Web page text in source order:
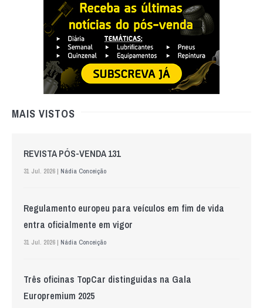
MAIS VISTOS
REVISTA PÓS-VENDA 131
31 Jul. 2026 | Nádia Conceição
Regulamento europeu para veículos em fim de vida
entra oficialmente em vigor
31 Jul. 2026 | Nádia Conceição
Três oficinas TopCar distinguidas na Gala
Europremium 2025